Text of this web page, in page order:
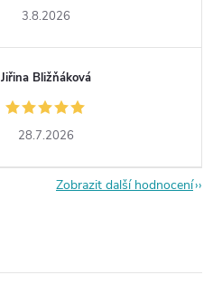
3.8.2026
Jiřina Bližňáková
28.7.2026
Zobrazit další hodnocení